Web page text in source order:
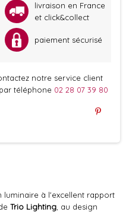
livraison en France
et click&collect
paiement sécurisé
notre service client
téléphone 02 28 07 39 80
luminaire à l'excellent rapport
Trio Lighting , au design